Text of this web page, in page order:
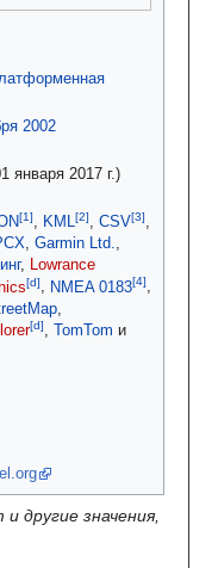
2002
января 2017 г.)
, KML , CSV
,
, Garmin Ltd.,
, Lowrance
[d], NMEA 0183
,
[d] TomTom и
другие значения,